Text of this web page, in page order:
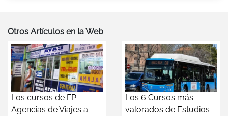
Otros Artículos en la Web
Los cursos de FP
Agencias de Viajes a
Los 6 Cursos más
valorados de Estudios